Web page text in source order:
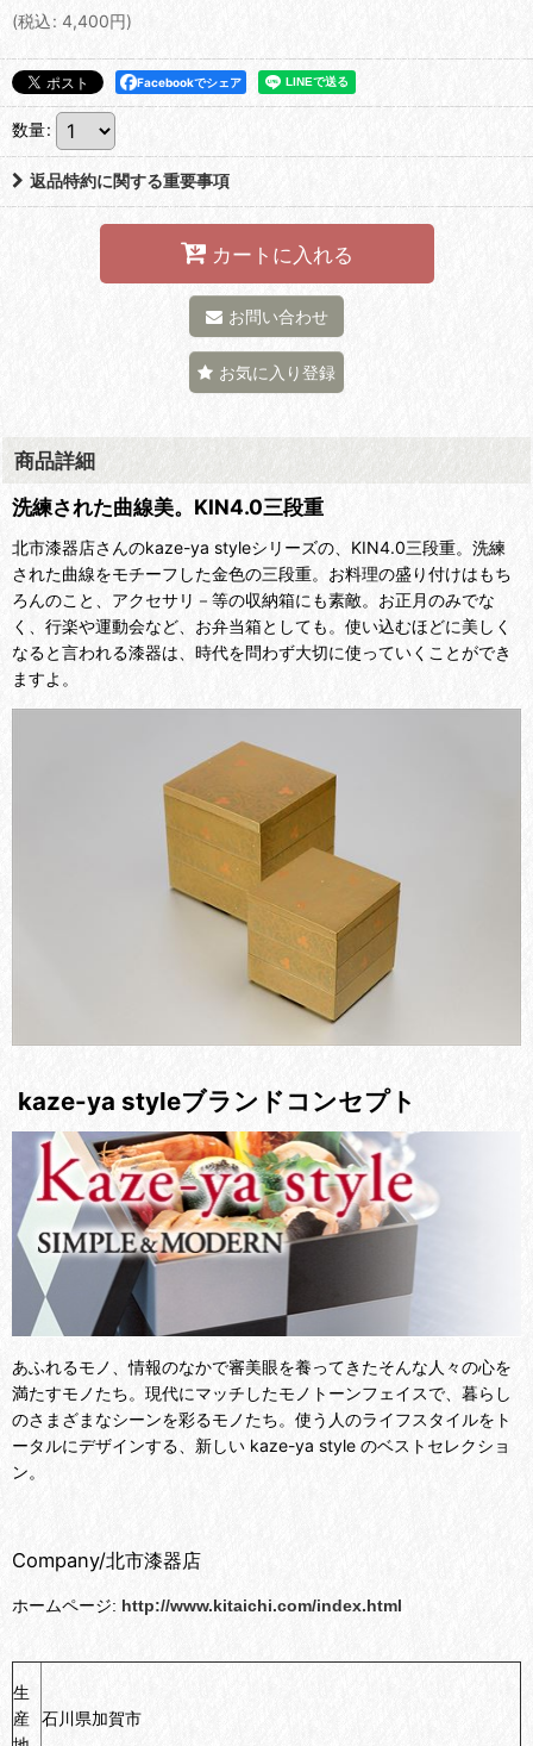
(税込: 4,400円)
Facebookでシェア
数量:
返品特約に関する重要事項
カートに入れる
お問い合わせ
お気に入り登録
商品詳細
洗練された曲線美。KIN4.0三段重
北市漆器店さんのkaze-ya styleシリーズの、KIN4.0三段重。 洗練
された曲線をモチーフした金色の三段重。お料理の盛り付けはもち
ろんのこと、アクセサリ－等の収納箱にも素敵。 お正月のみでな
く、行楽や運動会など、お弁当箱としても。使い込むほどに美しく
なると言われる漆器は、時代を問わず大切に使っていくことができ
ますよ。
kaze-ya styleブランドコンセプト
あふれるモノ、情報のなかで審美眼を養ってきたそんな人々の心を
満たすモノたち。現代にマッチしたモノトーンフェイスで、暮らし
のさまざまなシーンを彩るモノたち。使う人のライフスタイルをト
ータルにデザインする、新しい kaze-ya style のベストセレクショ
ン。
Company/北市漆器店
ホームページ: http://www.kitaichi.com/index.html
生
産 石川県加賀市